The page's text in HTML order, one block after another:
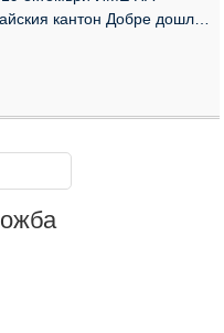
кантон Добре дошли